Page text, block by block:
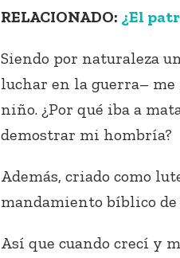
RELACIONADO: ¿El
Siendo por naturaleza
luchar en la guerra–
niño. ¿Por qué iba a
demostrar mi hombría?
Además, criado como
mandamiento bíblico de
Así que cuando crecí y